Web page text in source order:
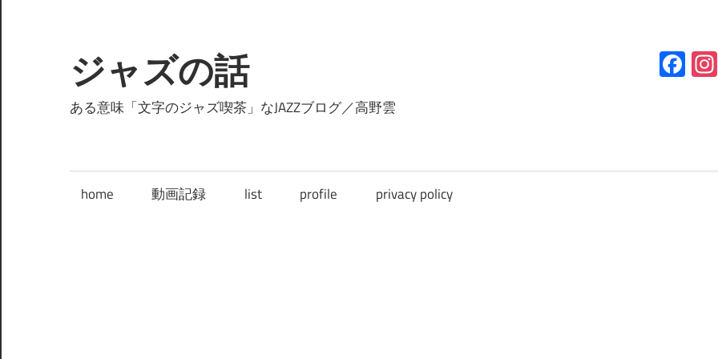
テ
ン
ツ
キ
ッ
ジャズの話
ある意味「文字のジャズ喫茶」なJAZZブログ／高野雲
home 動画記録 list profile privacy policy